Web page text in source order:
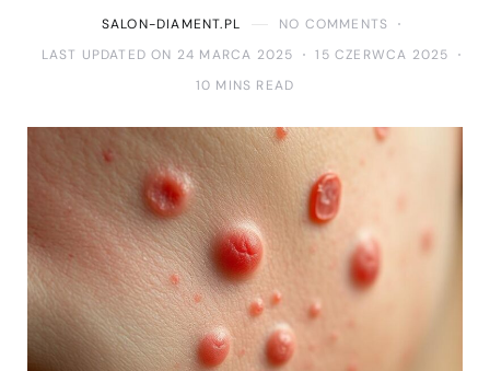
SALON-DIAMENT.PL
NO COMMENTS
LAST UPDATED ON 24 MARCA 2025
15 CZERWCA 2025
10 MINS READ